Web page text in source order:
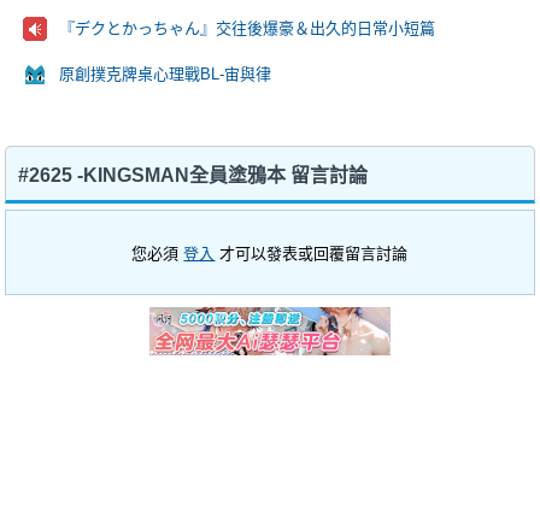
『デクとかっちゃん』交往後爆豪＆出久的日常小短篇
原創撲克牌桌心理戰BL-宙與律
#2625 -KINGSMAN全員塗鴉本 留言討論
您必須登入 才可以發表或回覆留言討論